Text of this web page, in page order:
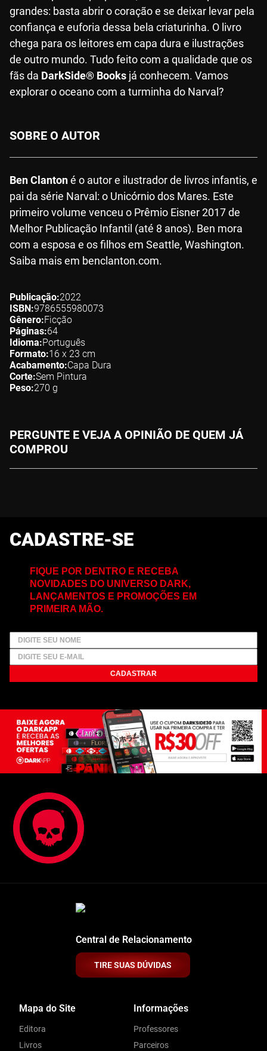
grandes: basta abrir o coração e se deixar levar pela
confiança e euforia dessa bela criaturinha. O livro
chega para os leitores em capa dura e ilustrações
de outro mundo. Tudo feito com a qualidade que os
fãs da DarkSide® Books já conhecem. Vamos
explorar o oceano com a turminha do Narval?
SOBRE O AUTOR
Ben Clantoné o autor e ilustrador de livros infantis, e
pai da série Narval: o Unicórnio dos Mares. Este
primeiro volume venceu o Prêmio Eisner 2017 de
Melhor Publicação Infantil (até 8 anos). Ben mora
com a esposa e os filhos em Seattle, Washington.
Saiba mais em benclanton.com.
Publicação 2022
ISBN 9786555980073
Gênero Ficção
Páginas 64
Idioma Português
Formato 16 x 23 cm
Acabamento Capa Dura
Corte Sem Pintura
Peso 270 g
PERGUNTE E VEJA A OPINIÃO DE QUEM JÁ
COMPROU
CADASTRE-SE
FIQUE POR DENTRO E RECEBA
NOVIDADES DO UNIVERSO DARK,
LANÇAMENTOS E PROMOÇÕES EM
PRIMEIRA MÃO.
CADASTRAR
Central de Relacionamento
TIRE SUAS DÚVIDAS
Mapa do Site
Editora
Livros
Informações
Professores
Parceiros